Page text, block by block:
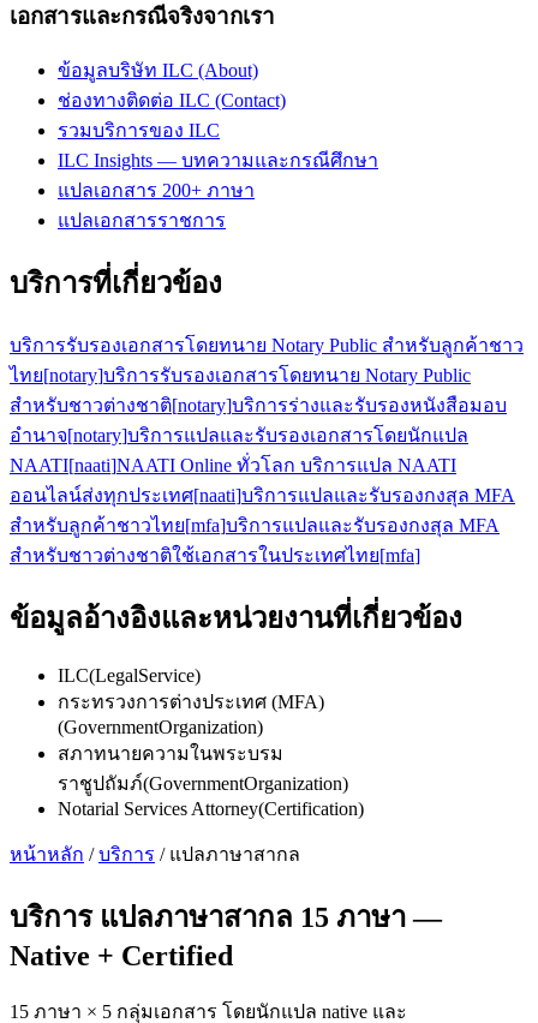
เอกสารและกรณีจริงจากเรา
ข้อมูลบริษัท ILC (About)
ช่องทางติดต่อ ILC (Contact)
รวมบริการของ ILC
ILC Insights — บทความและกรณีศึกษา
แปลเอกสาร 200+ ภาษา
แปลเอกสารราชการ
บริการที่เกี่ยวข้อง
บริการรับรองเอกสารโดยทนาย Notary Public สำหรับลูกค้าชาว
ไทย[notary]บริการรับรองเอกสารโดยทนาย Notary Public
สำหรับชาวต่างชาติ[notary]บริการร่างและรับรองหนังสือมอบ
อำนาจ[notary]บริการแปลและรับรองเอกสารโดยนักแปล
NAATI[naati]NAATI Online ทั่วโลก บริการแปล NAATI
ออนไลน์ส่งทุกประเทศ[naati]บริการแปลและรับรองกงสุล MFA
สำหรับลูกค้าชาวไทย[mfa]บริการแปลและรับรองกงสุล MFA
สำหรับชาวต่างชาติใช้เอกสารในประเทศไทย[mfa]
ข้อมูลอ้างอิงและหน่วยงานที่เกี่ยวข้อง
ILC(LegalService)
กระทรวงการต่างประเทศ (MFA)
(GovernmentOrganization)
สภาทนายความในพระบรม
ราชูปถัมภ์(GovernmentOrganization)
Notarial Services Attorney(Certification)
หน้าหลัก /บริการ / แปลภาษาสากล
บริการ แปลภาษาสากล 15 ภาษา—
Native + Certified
15 ภาษา × 5 กลุ่มเอกสาร โดยนักแปล native และ